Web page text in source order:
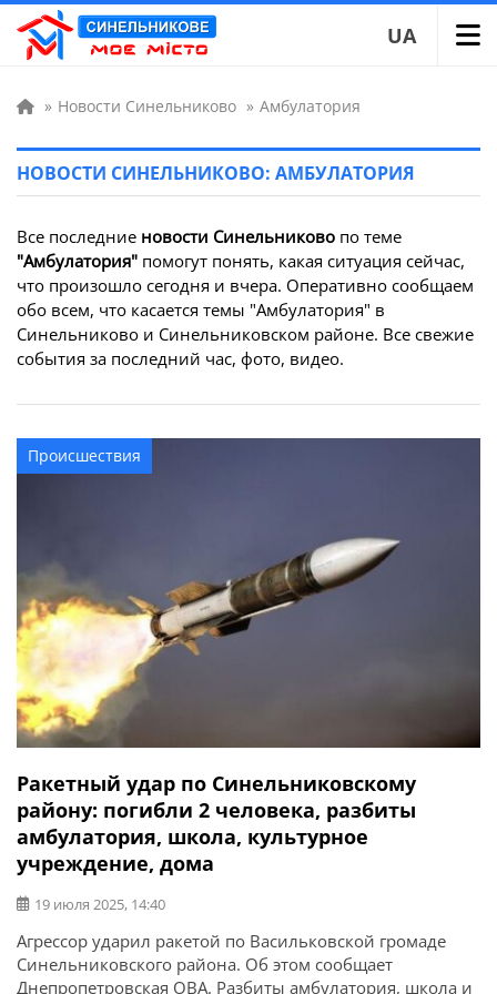
UA
» Новости Синельниково » Амбулатория
НОВОСТИ СИНЕЛЬНИКОВО: АМБУЛАТОРИЯ
Все последние новости Синельниково по теме
"Амбулатория" помогут понять, какая ситуация сейчас,
что произошло сегодня и вчера. Оперативно сообщаем
обо всем, что касается темы "Амбулатория" в
Синельниково и Синельниковском районе. Все свежие
события за последний час, фото, видео.
Происшествия
Ракетный удар по Синельниковскому
району: погибли 2 человека, разбиты
амбулатория, школа, культурное
учреждение, дома
19 июля 2025, 14:40
Агрессор ударил ракетой по Васильковской громаде
Синельниковского района. Об этом сообщает
Днепропетровская ОВА. Разбиты амбулатория, школа и